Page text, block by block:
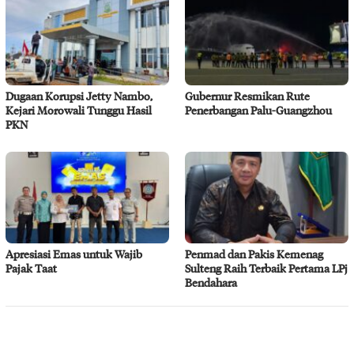
Dugaan Korupsi Jetty Nambo,
Kejari Morowali Tunggu Hasil
PKN
Gubernur Resmikan Rute
Penerbangan Palu-Guangzhou
Apresiasi Emas untuk Wajib
Pajak Taat
Penmad dan Pakis Kemenag
Sulteng Raih Terbaik Pertama LPj
Bendahara